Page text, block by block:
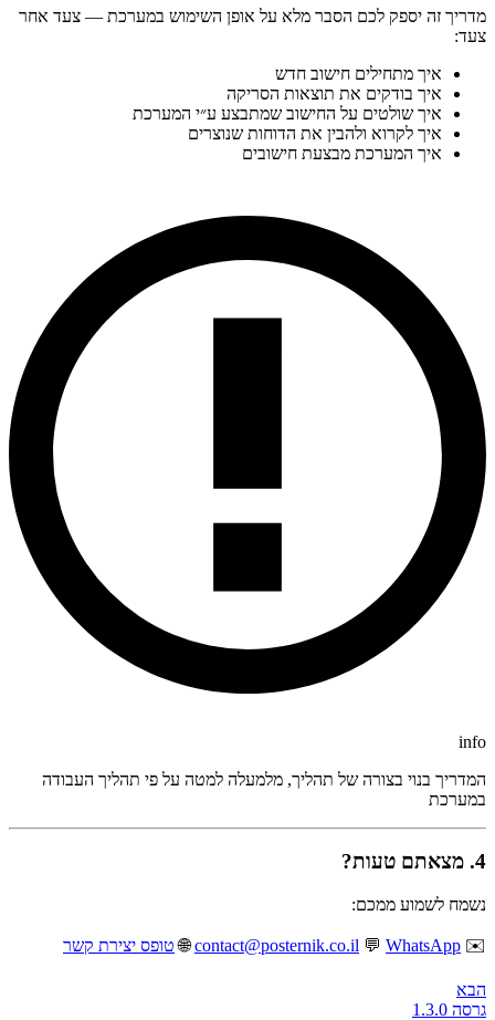
מדריך זה יספק לכם הסבר מלא על אופן השימוש במערכת — צעד אחר
צעד:
איך מתחילים חישוב חדש
איך בודקים את תוצאות הסריקה
איך שולטים על החישוב שמתבצע ע״י המערכת
איך לקרוא ולהבין את הדוחות שנוצרים
איך המערכת מבצעת חישובים
info
המדריך בנוי בצורה של תהליך, מלמעלה למטה על פי תהליך העבודה
במערכת
4. מצאתם טעות?
נשמח לשמוע ממכם:
✉️
contact@posternik.co.il 💬 WhatsApp
🌐טופס יצירת קשר
הבא
גרסה 1.3.0